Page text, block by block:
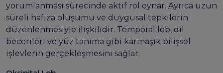
yorumlanması sürecinde aktif rol oynar. Ayrıca uzun
süreli hafıza oluşumu ve duygusal tepkilerin
düzenlenmesiyle ilişkilidir. Temporal lob, dil
becerileri ve yüz tanıma gibi karmaşık bilişsel
işlevlerin gerçekleşmesini sağlar.